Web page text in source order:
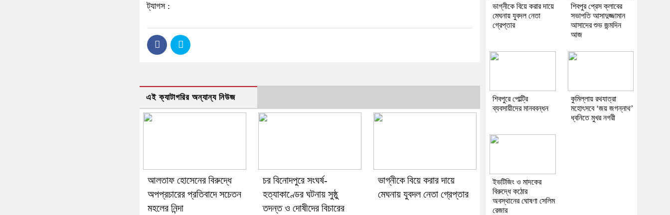
ট্যাগস :
এই ক্যাটাগরির অন্যান্য নিউজ
আলতাফ হোসেনের বিরুদ্ধে
অপপ্রচারের প্রতিবাদে সচেতন
মহলের নিন্দা
চর বিনোদপুরে সংঘর্ষ-
হত্যাকাণ্ডের ঘটনায় সুষ্ঠু
তদন্ত ও দোষীদের বিচারের
ভাগ্নীকে বিয়ে করার দায়ে
মেঘনায় যুবদল নেতা গ্রেপ্তার
ভাগ্নীকে বিয়ে করার দায়ে
মেঘনায় যুবদল নেতা
গ্রেপ্তার
শিবপুর প্রেস ক্লাবের
সভাপতি আসাদুজ্জামান
আসাদের শুভ জন্মদিন
আজ
শিবপুরে পোল্ট্রি
ব্যবসায়ীদের মানববন্ধন
কুমিল্লায় রথযাত্রা
মহোৎসবে ‘জয় জগন্নাথ’
ধ্বনিতে মুখর নগরী
ইভটিজিং ও মাদকের
বিরুদ্ধে কঠোর
অবস্থানের ঘোষণা সেলিম
রেজার